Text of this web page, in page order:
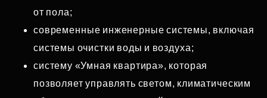
от пола;
современные инженерные системы, включая
системы очистки воды и воздуха;
систему «Умная квартира», которая
позволяет управлять светом, климатическим